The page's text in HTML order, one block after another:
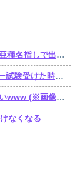
【悲報】ヴジョーサンタクロース、食べるンゴ亜種名指しで出禁されてた
【HUNTER×HUNTER】トンパが初めてハンター試験受けた時ってゴンより若かったんだね
【衝撃】昭和のヤンキー女、まあまあ素行が悪いwww (※画像あり)
なくなる